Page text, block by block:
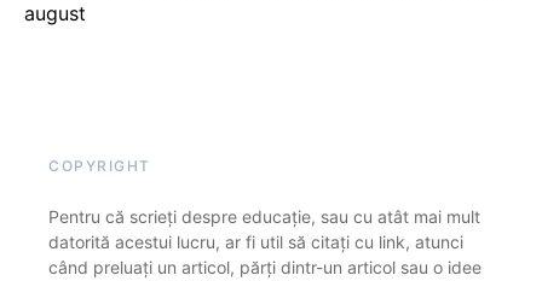
august
COPYRIGHT
Pentru că scrieți despre educație, sau cu atât mai mult
datorită acestui lucru, ar fi util să citați cu link, atunci
când preluați un articol, părți dintr-un articol sau o idee